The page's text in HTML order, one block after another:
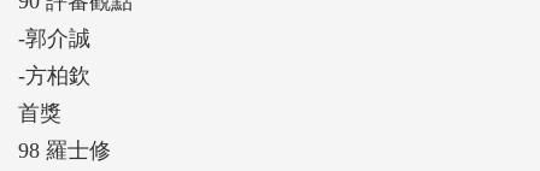
-郭介誠
-方柏欽
首獎
98 羅士修